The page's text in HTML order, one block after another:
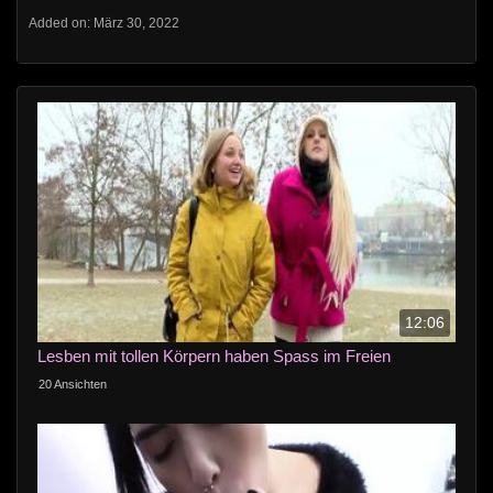
Added on: März 30, 2022
12:06
Lesben mit tollen Körpern haben Spass im Freien
20 Ansichten